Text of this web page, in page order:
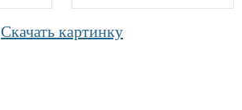
Скачать картинку